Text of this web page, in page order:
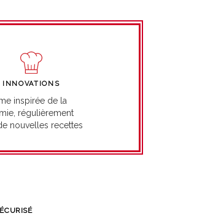
INNOVATIONS
inspirée de la
régulièrement
nouvelles recettes